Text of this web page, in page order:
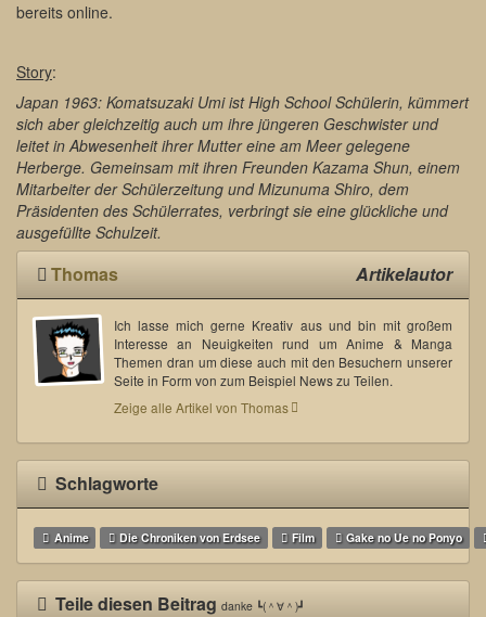
bereits online.
Story:
Japan 1963: Komatsuzaki Umi ist High School Schülerin, kümmert
sich aber gleichzeitig auch um ihre jüngeren Geschwister und
leitet in Abwesenheit ihrer Mutter eine am Meer gelegene
Herberge. Gemeinsam mit ihren Freunden Kazama Shun, einem
Mitarbeiter der Schülerzeitung und Mizunuma Shiro, dem
Präsidenten des Schülerrates, verbringt sie eine glückliche und
ausgefüllte Schulzeit.
Thomas Artikelautor
Ich lasse mich gerne Kreativ aus und bin mit großem
Interesse an Neuigkeiten rund um Anime & Manga
Themen dran um diese auch mit den Besuchern unserer
Seite in Form von zum Beispiel News zu Teilen.
Zeige alle Artikel von Thomas
Schlagworte
Anime Die Chroniken von Erdsee Film Gake no Ue no Ponyo
Teile diesen Beitragdanke ┗(＾∀＾)┛